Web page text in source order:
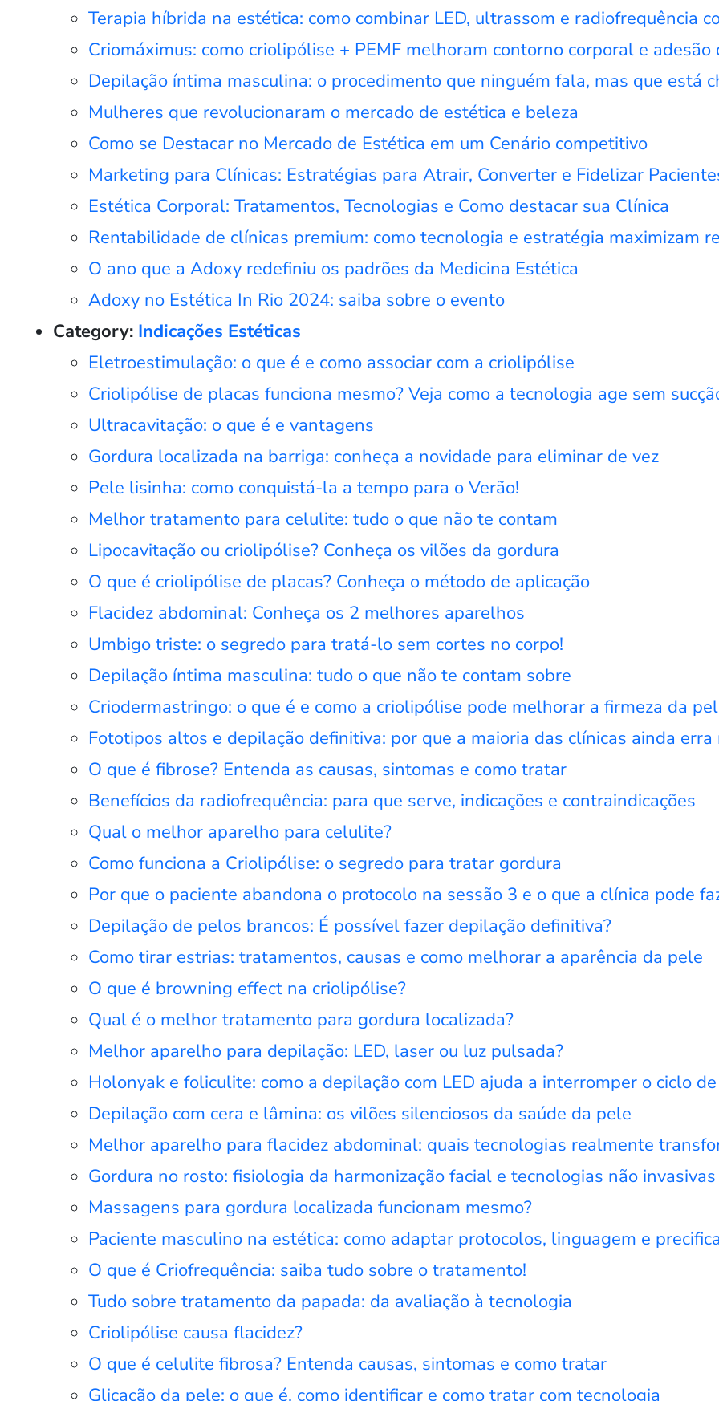
Terapia híbrida na estética: como combinar LED, ultrassom e radiofrequência
Criomáximus: como criolipólise + PEMF melhoram contorno corporal e adesão
Depilação íntima masculina: o procedimento que ninguém fala, mas que está
Mulheres que revolucionaram o mercado de estética e beleza
Como se Destacar no Mercado de Estética em um Cenário competitivo
Marketing para Clínicas: Estratégias para Atrair, Converter e Fidelizar
Estética Corporal: Tratamentos, Tecnologias e Como destacar sua Clínica
Rentabilidade de clínicas premium: como tecnologia e estratégia maximizam
O ano que a Adoxy redefiniu os padrões da Medicina Estética
Adoxy no Estética In Rio 2024: saiba sobre o evento
Category: Indicações Estéticas
Eletroestimulação: o que é e como associar com a criolipólise
Criolipólise de placas funciona mesmo? Veja como a tecnologia age sem
Ultracavitação: o que é e vantagens
Gordura localizada na barriga: conheça a novidade para eliminar de vez
Pele lisinha: como conquistá-la a tempo para o Verão!
Melhor tratamento para celulite: tudo o que não te contam
Lipocavitação ou criolipólise? Conheça os vilões da gordura
O que é criolipólise de placas? Conheça o método de aplicação
Flacidez abdominal: Conheça os 2 melhores aparelhos
Umbigo triste: o segredo para tratá-lo sem cortes no corpo!
Depilação íntima masculina: tudo o que não te contam sobre
Criodermastringo: o que é e como a criolipólise pode melhorar a firmeza da
Fototipos altos e depilação definitiva: por que a maioria das clínicas ainda
O que é fibrose? Entenda as causas, sintomas e como tratar
Benefícios da radiofrequência: para que serve, indicações e contraindicações
Qual o melhor aparelho para celulite?
Como funciona a Criolipólise: o segredo para tratar gordura
Por que o paciente abandona o protocolo na sessão 3 e o que a clínica pode
Depilação de pelos brancos: É possível fazer depilação definitiva?
Como tirar estrias: tratamentos, causas e como melhorar a aparência da pele
O que é browning effect na criolipólise?
Qual é o melhor tratamento para gordura localizada?
Melhor aparelho para depilação: LED, laser ou luz pulsada?
Holonyak e foliculite: como a depilação com LED ajuda a interromper o ciclo
Depilação com cera e lâmina: os vilões silenciosos da saúde da pele
Melhor aparelho para flacidez abdominal: quais tecnologias realmente
Gordura no rosto: fisiologia da harmonização facial e tecnologias não invasivas
Massagens para gordura localizada funcionam mesmo?
Paciente masculino na estética: como adaptar protocolos, linguagem e
O que é Criofrequência: saiba tudo sobre o tratamento!
Tudo sobre tratamento da papada: da avaliação à tecnologia
Criolipólise causa flacidez?
O que é celulite fibrosa? Entenda causas, sintomas e como tratar
Glicação da pele: o que é, como identificar e como tratar com tecnologia